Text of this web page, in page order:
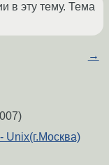
в эту тему. Тема
→
Unix(г.Москва)